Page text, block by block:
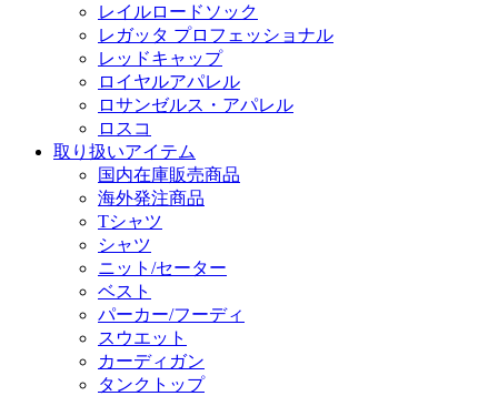
レイルロードソック
レガッタ プロフェッショナル
レッドキャップ
ロイヤルアパレル
ロサンゼルス・アパレル
ロスコ
取り扱いアイテム
国内在庫販売商品
海外発注商品
Tシャツ
シャツ
ニット/セーター
ベスト
パーカー/フーディ
スウエット
カーディガン
タンクトップ